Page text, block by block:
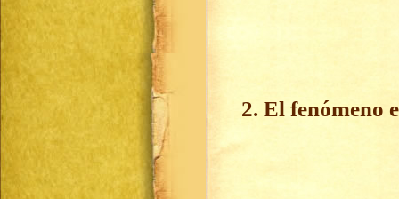
2. El fenómeno